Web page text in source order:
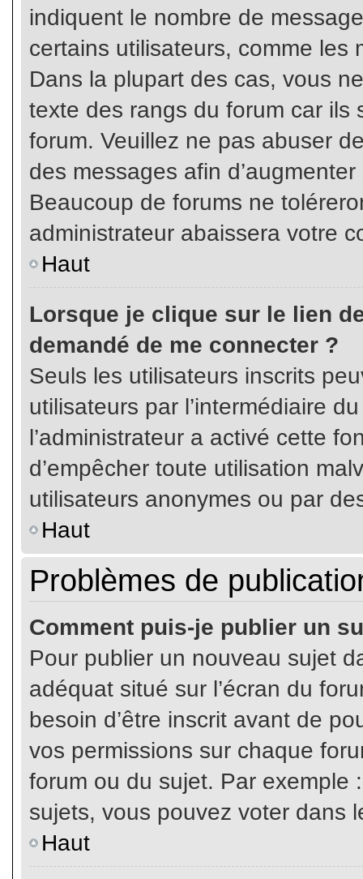
indiquent le nombre de
certains utilisateurs, comme les
Dans la plupart des cas, vous
texte des rangs du forum car ils
forum. Veuillez ne pas abuser
des messages afin
Beaucoup de forums ne
administrateur abaissera votre
Haut
Lorsque je clique sur le lien
demandé de me connecter ?
Seuls les utilisateurs inscrits
utilisateurs par l’intermédiaire
l’administrateur a activé cette
d’empêcher toute utilisation
utilisateurs anonymes ou par
Haut
Problèmes de
Comment puis-je publier un
Pour publier un nouveau sujet
adéquat situé sur l’écran du
besoin d’être inscrit avant de
vos permissions sur chaque
forum ou du sujet. Par exemple
sujets, vous pouvez voter dans
Haut